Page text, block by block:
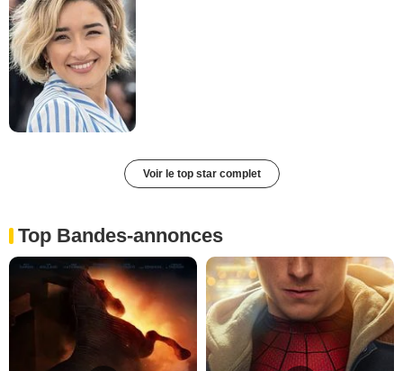
Voir le top star complet
Top Bandes-annonces